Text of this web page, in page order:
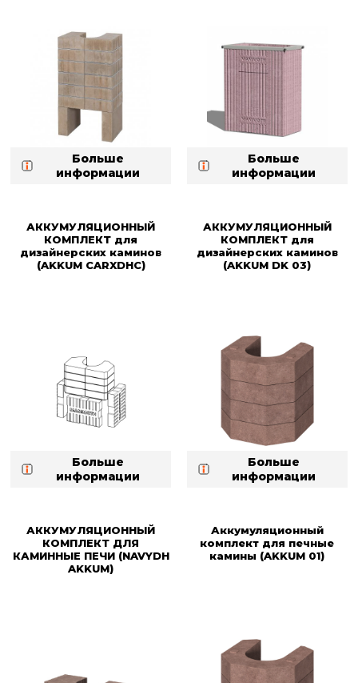
Больше
информации
Больше
информации
АККУМУЛЯЦИОННЫЙ
КОМПЛЕКТ для
дизайнерских каминов
(AKKUM CARXDHC)
Больше
информации
АККУМУЛЯЦИОННЫЙ
КОМПЛЕКТ для
дизайнерских каминов
(AKKUM DK 03)
Больше
информации
АККУМУЛЯЦИОННЫЙ
КОМПЛЕКТ ДЛЯ
КАМИННЫЕ ПЕЧИ (NAVYDH
AKKUM)
Аккумуляционный
комплект для печные
камины (AKKUM 01)